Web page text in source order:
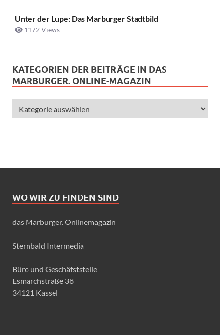
Unter der Lupe: Das Marburger Stadtbild
1172 Views
KATEGORIEN DER BEITRÄGE IN DAS
MARBURGER. ONLINE-MAGAZIN
WO WIR ZU FINDEN SIND
das Marburger. Onlinemagazin
Sternbald Intermedia
Büro und Geschäfststelle
Esmarchstraße 38
34121 Kassel